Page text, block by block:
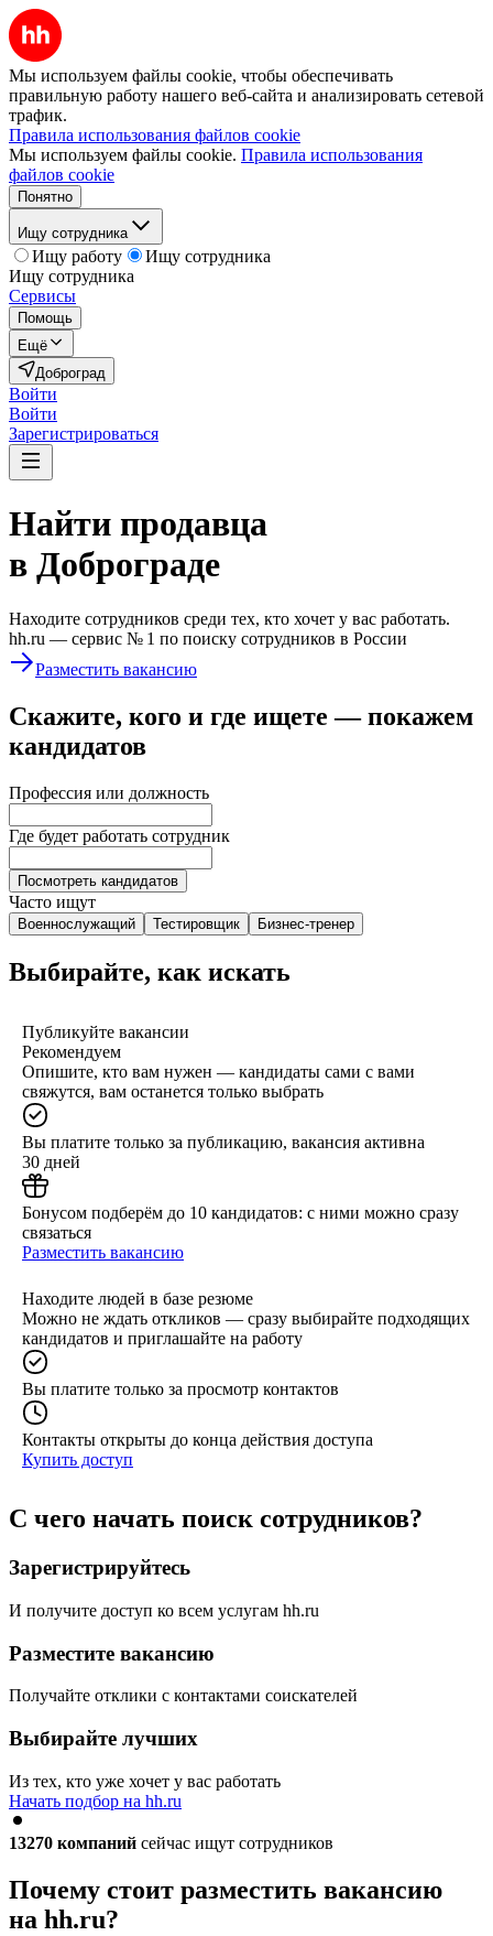
Мы используем файлы cookie, чтобы обеспечивать
правильную работу нашего веб-сайта и анализировать сетевой
трафик.
Правила использования файлов cookie
Мы используем файлы cookie. Правила использования
файлов cookie
Понятно
Ищу сотрудника
Ищу работу
Ищу сотрудника
Ищу сотрудника
Сервисы
Помощь
Ещё
Доброград
Войти
Войти
Зарегистрироваться
Найти продавца
в Доброграде
Находите сотрудников среди тех, кто хочет у вас работать.
hh.ru — сервис № 1 по поиску сотрудников в России
Разместить вакансию
Скажите, кого и где ищете — покажем
кандидатов
Профессия или должность
Где будет работать сотрудник
Посмотреть кандидатов
Часто ищут
Военнослужащий Тестировщик Бизнес-тренер
Выбирайте, как искать
Публикуйте вакансии
Рекомендуем
Опишите, кто вам нужен — кандидаты сами с вами
свяжутся, вам останется только выбрать
Вы платите только за публикацию, вакансия активна
30 дней
Бонусом подберём до 10 кандидатов: с ними можно сразу
связаться
Разместить вакансию
Находите людей в базе резюме
Можно не ждать откликов — сразу выбирайте подходящих
кандидатов и приглашайте на работу
Вы платите только за просмотр контактов
Контакты открыты до конца действия доступа
Купить доступ
С чего начать поиск сотрудников?
Зарегистрируйтесь
И получите доступ ко всем услугам hh.ru
Разместите вакансию
Получайте отклики с контактами соискателей
Выбирайте лучших
Из тех, кто уже хочет у вас работать
Начать подбор на hh.ru
13270 компаний сейчас ищут сотрудников
Почему стоит разместить вакансию
на hh.ru?